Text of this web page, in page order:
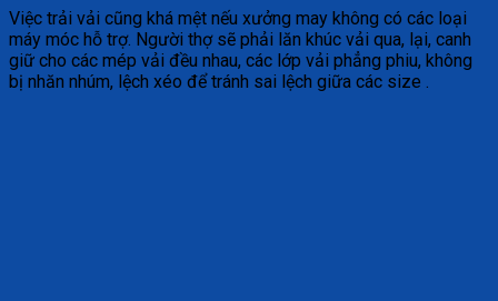
Việc trải vải cũng khá mệt nếu xưởng may không có các loại
máy móc hỗ trợ. Người thợ sẽ phải lăn khúc vải qua, lại, canh
giữ cho các mép vải đều nhau, các lớp vải phẳng phiu, không
bị nhăn nhúm, lệch xéo để tránh sai lệch giữa các size .